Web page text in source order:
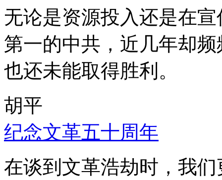
无论是资源投入还是在
第一的中共，近几年却
也还未能取得胜利。
胡平
纪念文革五十周年
在谈到文革浩劫时，我